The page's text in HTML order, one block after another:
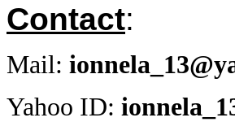
Contact:
Mail:
Yahoo ID: